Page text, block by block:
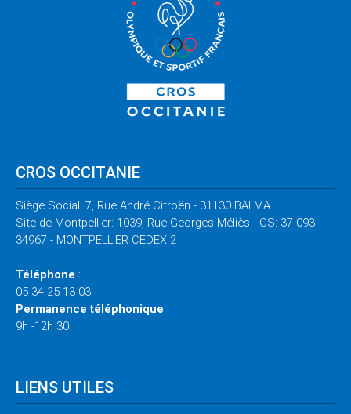
CROS OCCITANIE
Siège Social: 7, Rue André Citroën - 31130 BALMA
Site de Montpellier: 1039, Rue Georges Méliès - CS: 37 093 -
34967 - MONTPELLIER CEDEX 2
Téléphone :
05 34 25 13 03
Permanence téléphonique :
9h -12h 30
LIENS UTILES